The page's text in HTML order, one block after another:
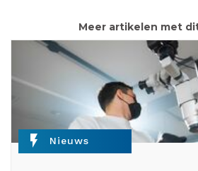
Meer artikelen met
flash_on Nieuws